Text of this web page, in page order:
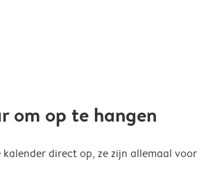
om op te hangen
kalender direct op, ze zijn allemaal